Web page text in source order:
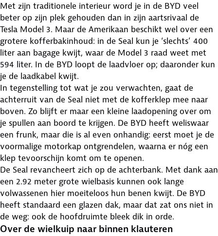
Met zijn traditionele interieur word je in de BYD veel
beter op zijn plek gehouden dan in zijn aartsrivaal de
Tesla Model 3. Maar de Amerikaan beschikt wel over een
grotere kofferbakinhoud: in de Seal kun je ‘slechts’ 400
liter aan bagage kwijt, waar de Model 3 raad weet met
594 liter. In de BYD loopt de laadvloer op; daaronder kun
je de laadkabel kwijt.
In tegenstelling tot wat je zou verwachten, gaat de
achterruit van de Seal niet met de kofferklep mee naar
boven. Zo blijft er maar een kleine laadopening over om
je spullen aan boord te krijgen. De BYD heeft weliswaar
een frunk, maar die is al even onhandig: eerst moet je de
voormalige motorkap ontgrendelen, waarna er nóg een
klep tevoorschijn komt om te openen.
De Seal revancheert zich op de achterbank. Met dank aan
een 2.92 meter grote wielbasis kunnen ook lange
volwassenen hier moeiteloos hun benen kwijt. De BYD
heeft standaard een glazen dak, maar dat zat ons niet in
de weg: ook de hoofdruimte bleek dik in orde.
Over de wielkuip naar binnen klauteren